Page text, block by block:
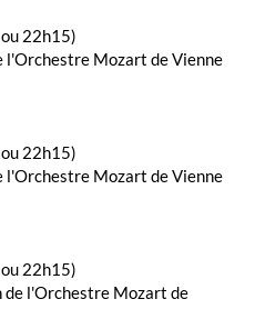
22h15)
l'Orchestre Mozart de Vienne
22h15)
l'Orchestre Mozart de Vienne
22h15)
de l'Orchestre Mozart de